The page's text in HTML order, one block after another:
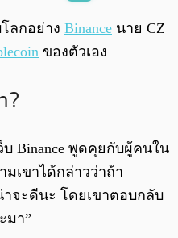
ลกอย่าง Binance นาย CZ
ของตัวเอง
ว็บ Binance พูดคุยกับผู้คนใน
เขาได้กล่าวว่าถ้า
าจะดีนะ โดยเขาตอบกลับ
มา”